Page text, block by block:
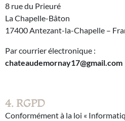
8 rue du Prieuré
La Chapelle-Bâton
17400 Antezant-la-Chapelle –
Par courrier électronique :
chateaudemornay17@gmail.com
4. RGPD
Conformément à la loi «